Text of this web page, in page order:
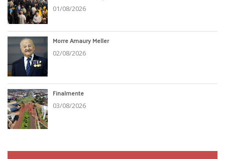
01/08/2026
Morre Amaury Meller
02/08/2026
Finalmente
03/08/2026